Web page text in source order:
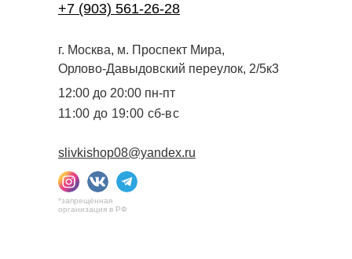
+7 (903) 561-26-28
г. Москва, м. Проспект Мира,
Орлово-Давыдовский переулок, 2/5к3
slivkishop08@yandex.ru
*запрещённая
организация в РФ
12:00 до 20:00 пн-пт
11:00 до 19:00 сб-вс